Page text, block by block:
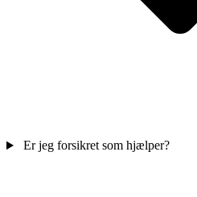
Er jeg forsikret som hjælper?